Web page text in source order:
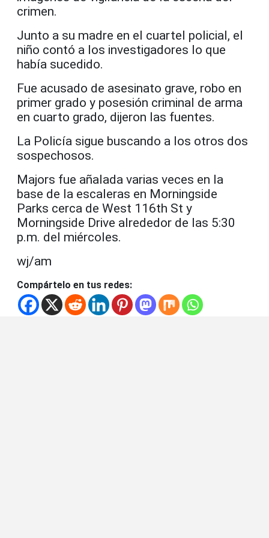
crimen.
Junto a su madre en el cuartel policial, el
niño contó a los investigadores lo que
había sucedido.
Fue acusado de asesinato grave, robo en
primer grado y posesión criminal de arma
en cuarto grado, dijeron las fuentes.
La Policía sigue buscando a los otros dos
sospechosos.
Majors fue añalada varias veces en la
base de la escaleras en Morningside
Parks cerca de West 116th St y
Morningside Drive alrededor de las 5:30
p.m. del miércoles.
wj/am
Compártelo en tus redes: